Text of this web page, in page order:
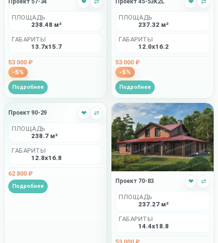
Проект 57-34 ❤ ⇄
ПЛОЩАДЬ
238.48 м²
ГАБАРИТЫ
13.7x15.7
53 000 ₽
-5%
Подробнее
Проект 45-53K2L ❤ ⇄
ПЛОЩАДЬ
237.32 м²
ГАБАРИТЫ
12.0x16.2
53 000 ₽
-5%
Подробнее
Проект 90-29 ❤ ⇄
ПЛОЩАДЬ
238.7 м²
ГАБАРИТЫ
12.8x16.8
62 800 ₽
Подробнее
Проект 70-83 ❤ ⇄
ПЛОЩАДЬ
237.27 м²
ГАБАРИТЫ
14.4x18.8